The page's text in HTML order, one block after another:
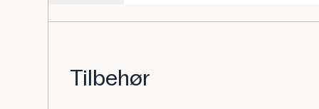
Tilbehør